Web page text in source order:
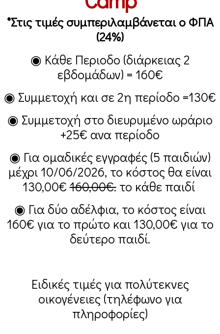
*Στις τιμές συμπεριλαμβάνεται ο ΦΠΑ
(24%)
◉ Κάθε Περιοδο (διάρκειας 2
εβδομάδων) = 160€
◉ Συμμετοχή και σε 2η περίοδο =130€
◉ Συμμετοχή στο διευρυμένο ωράριο
+25€ ανα περίοδο
◉ Για ομαδικές εγγραφές (5 παιδιών)
μέχρι 10/06/2026, το κόστος θα είναι
130,00€160,00€.το κάθε παιδί
◉ Για δύο αδέλφια, το κόστος είναι
160€ για το πρώτο και 130,00€ για το
δεύτερο παιδί.
Ειδικές τιμές για πολύτεκνες
οικογένειες (τηλέφωνο για
πληροφορίες)